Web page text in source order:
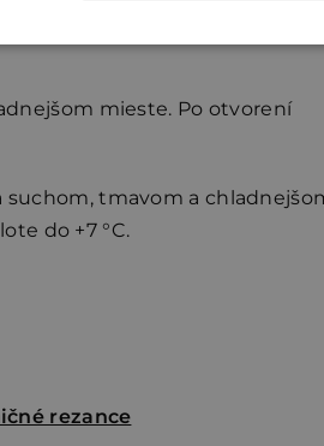
mieste. Po otvorení
suchom, tmavom a
do +7 °C.
rezance